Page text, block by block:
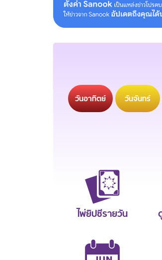
วันอาทิตย์ วันจันทร์
ไพ่ยิปซีรายวัน